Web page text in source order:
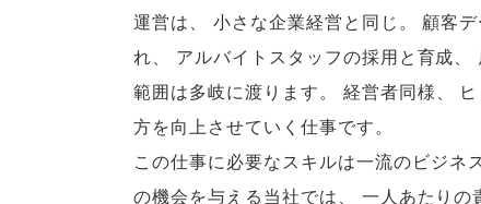
運営は、 小さな企業経営と同じ。 顧客
れ、 アルバイトスタッフの採用と育成、
範囲は多岐に渡ります。 経営者同様、 ヒ
方を向上させていく仕事です。
この仕事に必要なスキルは一流のビジネ
の機会を与える当社では、 一人あたりの